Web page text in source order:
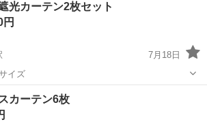
光カーテン2枚セット
円
7月18日
イズ
カーテン、ブラインド
カーテン6枚